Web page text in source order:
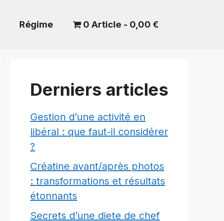
Régime 0 Article 0,00 €
Derniers articles
Gestion d’une activité en
libéral : que faut-il considérer
?
Créatine avant/après photos
: transformations et résultats
étonnants
Secrets d’une diete de chef